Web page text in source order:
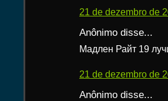
21 de dezembro de
Anônimo disse...
Мадлен Райт 19
21 de dezembro de
Anônimo disse...